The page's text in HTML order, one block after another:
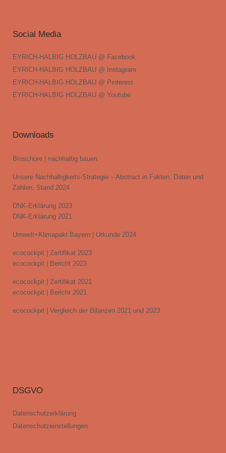
Social Media
EYRICH-HALBIG HOLZBAU @ Facebook
EYRICH-HALBIG HOLZBAU @ Instagram
EYRICH-HALBIG HOLZBAU @ Pinterest
EYRICH-HALBIG HOLZBAU @ Youtube
Downloads
Broschüre | nachhaltig bauen
Unsere Nachhaltigkeits-Strategie – Abstract in Fakten, Daten und
Zahlen, Stand 2024
DNK-Erklärung 2023
DNK-Erklärung 2021
Umwelt+Klimapakt Bayern | Urkunde 2024
ecocockpit | Zertifikat 2023
ecocockpit | Bericht 2023
ecocockpit | Zertifikat 2021
ecocockpit | Bericht 2021
ecocockpit | Vergleich der Bilanzen 2021 und 2023
DSGVO
Datenschutzerklärung
Datenschutzeinstellungen